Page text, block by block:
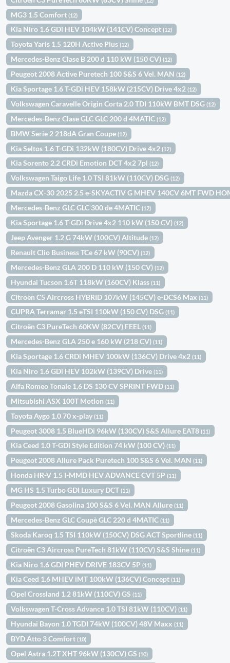
MG3 1.5 Comfort(12)
Kia Niro 1.6 GDi HEV 104kW (141CV) Concept(12)
Toyota Yaris 1.5 120H Active Plus(12)
Mercedes-Benz Clase B 200 d 110 kW (150 CV)(12)
Peugeot 2008 Active Puretech 100 S&S 6 Vel. MAN(12)
Kia Sportage 1.6 T-GDi HEV 158kW (215CV) Drive 4x2(12)
Volkswagen Caravelle Origin Corta 2.0 TDI 110kW BMT DSG(12)
Mercedes-Benz Clase GLC GLC 200 d 4MATIC(12)
BMW Serie 2 218dA Gran Coupe(12)
Kia Seltos 1.6 T-GDi 132kW (180CV) Drive 4x2(12)
Kia Sorento 2.2 CRDi Emotion DCT 4x2 7pl(12)
Volkswagen Taigo Life 1.0 TSI 81kW (110CV) DSG(12)
Mazda CX-30 2025 2.5 e-SKYACTIV G MHEV 140CV 6MT FWD
Mercedes-Benz GLC GLC 300 de 4MATIC(12)
Kia Sportage 1.6 T-GDi Drive 4x2 110 kW (150 CV)(12)
Jeep Avenger 1.2 G 74kW (100CV) Altitude(12)
Renault Clio Business TCe 67 kW (90CV)(12)
Mercedes-Benz GLA 200 D 110 kW (150 CV)(12)
Hyundai Tucson 1.6T 118kW (160CV) Klass(11)
Citroën C5 Aircross HYBRID 107kW (145CV) e-DCS6 Max(11)
CUPRA Terramar 1.5 eTSI 110kW (150 CV) DSG(11)
Citroën C3 PureTech 60KW (82CV) FEEL(11)
Mercedes-Benz GLA 250 e 160 kW (218 CV)(11)
Kia Sportage 1.6 CRDi MHEV 100kW (136CV) Drive 4x2(11)
Kia Niro 1.6 GDi HEV 102kW (139CV) Drive(11)
Alfa Romeo Tonale 1,6 DS 130 CV SPRINT FWD(11)
Mitsubishi ASX 100T Motion(11)
Toyota Aygo 1.0 70 x-play(11)
Peugeot 3008 1.5 BlueHDi 96kW (130CV) S&S Allure EAT8(11)
Kia Ceed 1.0 T-GDi Style Edition 74 kW (100 CV)(11)
Peugeot 2008 Allure Pack Puretech 100 S&S 6 Vel. MAN(11)
Honda HR-V 1.5 I-MMD HEV ADVANCE CVT 5P(11)
MG HS 1.5 Turbo GDI Luxury DCT(11)
Peugeot 2008 Gasolina 100 S&S 6 Vel. MAN Allure(11)
Mercedes-Benz GLC Coupè GLC 220 d 4MATIC(11)
Skoda Karoq 1.5 TSI 110kW (150CV) DSG ACT Sportline(11)
Citroën C3 Aircross PureTech 81kW (110CV) S&S Shine(11)
Kia Niro 1.6 GDI PHEV DRIVE 183CV 5P(11)
Kia Ceed 1.6 MHEV iMT 100kW (136CV) Concept(11)
Opel Crossland 1.2 81kW (110CV) GS(11)
Volkswagen T-Cross Advance 1.0 TSI 81kW (110CV)(11)
Hyundai Bayon 1.0 TGDI 74kW (100CV) 48V Maxx(11)
BYD Atto 3 Comfort(10)
Opel Astra 1.2T XHT 96kW (130CV) GS(10)